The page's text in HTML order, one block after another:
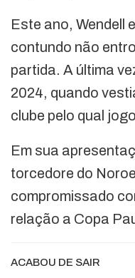
Este ano, Wendell
contundo não
partida. A última
2024, quando
clube pelo qual
Em sua
torcedore do
compromissado
relação a Copa
ACABOU DE SAIR